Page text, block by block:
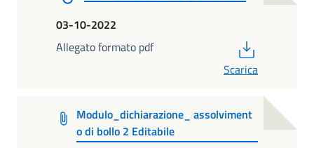
03-10-2022
Allegato formato pdf
Scarica
Modulo_dichiarazione_ assolviment
o di bollo 2 Editabile